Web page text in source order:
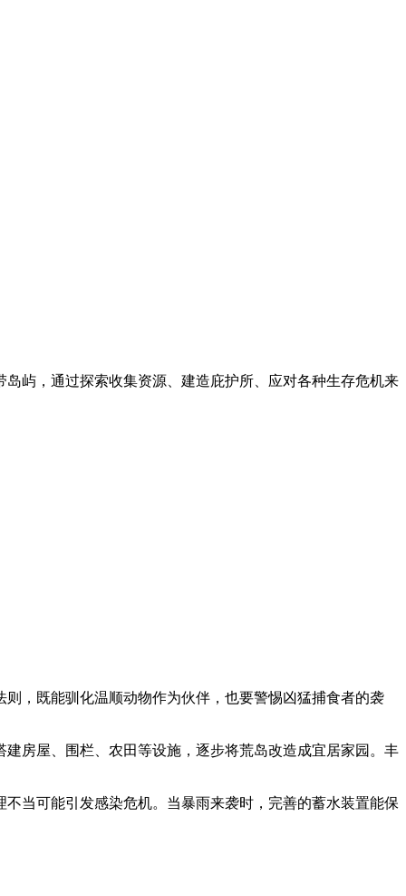
屿，通过探索收集资源、建造庇护所、应对各种生存危机来
，既能驯化温顺动物作为伙伴，也要警惕凶猛捕食者的袭
房屋、围栏、农田等设施，逐步将荒岛改造成宜居家园。丰
当可能引发感染危机。当暴雨来袭时，完善的蓄水装置能保